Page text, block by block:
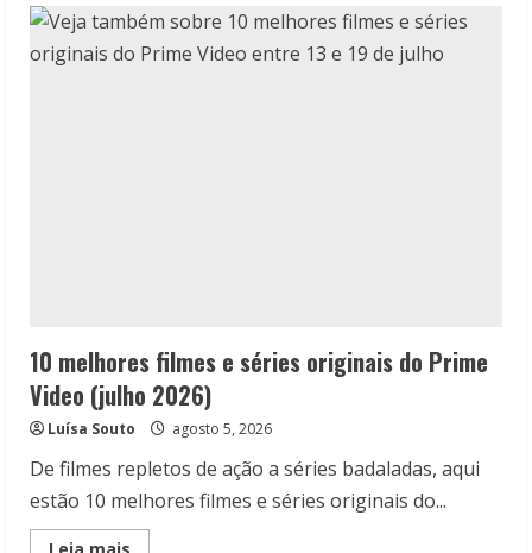
Grude
de
Amor:
O
10 melhores filmes e séries originais do Prime
Video (julho 2026)
Luísa Souto agosto 5, 2026
De filmes repletos de ação a séries badaladas, aqui
estão 10 melhores filmes e séries originais do...